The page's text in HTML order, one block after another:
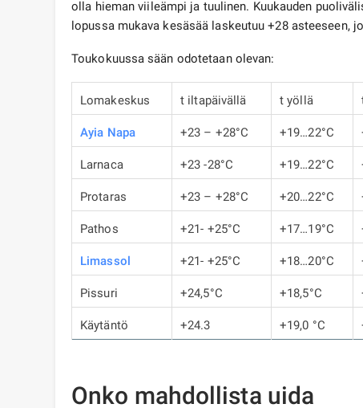
olla hieman viileämpi ja tuulinen. Kuukauden
lopussa mukava kesäsää laskeutuu +28 asteeseen,
Toukokuussa sään odotetaan olevan:
Lomakeskus t iltapäivällä t yöllä
Ayia Napa +23 – +28°C +19…22°C
Larnaca +23 -28°C +19…22°C
Protaras +23 – +28°C +20…22°C
Pathos +21- +25°C +17…19°C
Limassol +21- +25°C +18…20°C
Pissuri +24,5°C +18,5°C
Käytäntö +24.3 +19,0 °C
Onko mahdollista uida